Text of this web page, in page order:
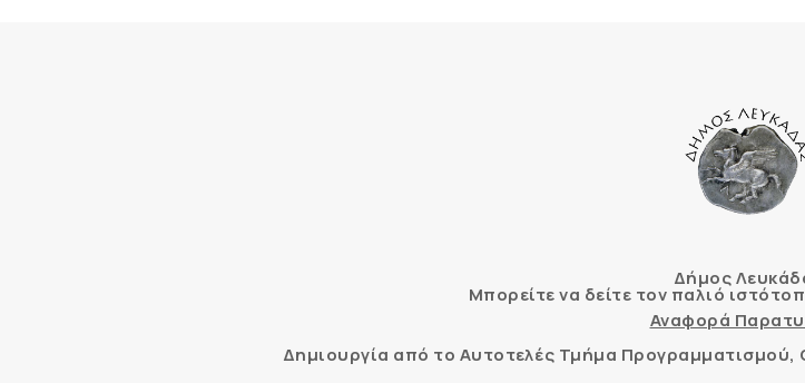
Δήμος
Μπορείτε να δείτε τον παλιό
Αναφορά
Δημιουργία από το Αυτοτελές Τμήμα